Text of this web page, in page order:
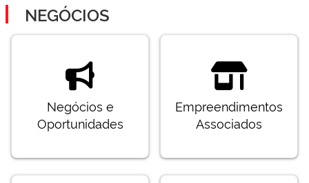
NEGÓCIOS
Negócios e
Oportunidades
Empreendimentos
Associados